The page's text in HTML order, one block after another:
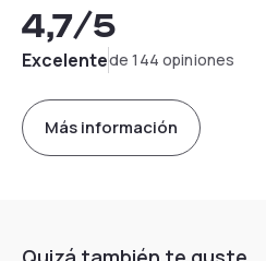
4,7/5
Excelentede 144 opiniones
Más información